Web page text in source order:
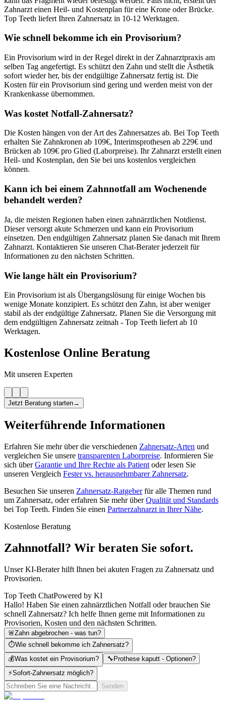
Zahnarzt einen Heil- und Kostenplan für eine Krone oder Brücke.
Top Teeth liefert Ihren Zahnersatz in 10-12 Werktagen.
Wie schnell bekomme ich ein Provisorium?
Ein Provisorium wird in der Regel direkt in der Zahnarztpraxis am
selben Tag angefertigt. Es schützt den Zahn und stellt die Ästhetik
sofort wieder her, bis der endgültige Zahnersatz fertig ist. Die
Kosten für ein Provisorium sind gering und werden meist von der
Krankenkasse übernommen.
Was kostet Notfall-Zahnersatz?
Die Kosten hängen von der Art des Zahnersatzes ab. Bei Top Teeth
erhalten Sie Zahnkronen ab 109€, Interimsprothesen ab 229€ und
Brücken ab 109€ pro Glied (Laborpreise). Ihr Zahnarzt erstellt einen
Heil- und Kostenplan, den Sie bei uns kostenlos vergleichen
können.
Kann ich bei einem Zahnnotfall am Wochenende
behandelt werden?
Ja, die meisten Regionen haben einen zahnärztlichen Notdienst.
Dieser versorgt akute Schmerzen und kann ein Provisorium
einsetzen. Den endgültigen Zahnersatz planen Sie danach mit Ihrem
Zahnarzt. Kontaktieren Sie unseren Chat-Berater jederzeit für
Informationen zu den nächsten Schritten.
Wie lange hält ein Provisorium?
Ein Provisorium ist als Übergangslösung für einige Wochen bis
wenige Monate konzipiert. Es schützt den Zahn, ist aber weniger
stabil als der endgültige Zahnersatz. Planen Sie die Versorgung mit
dem endgültigen Zahnersatz zeitnah - Top Teeth liefert ab 10
Werktagen.
Kostenlose Online Beratung
Mit unseren Experten
Jetzt Beratung starten→
Weiterführende Informationen
Erfahren Sie mehr über die verschiedenen Zahnersatz-Arten und
vergleichen Sie unsere transparenten Laborpreise. Informieren Sie
sich überGarantie und Ihre Rechte als Patient oder lesen Sie
unseren Vergleich Fester vs. herausnehmbarer Zahnersatz.
Besuchen Sie unseren Zahnersatz-Ratgeberfür alle Themen rund
um Zahnersatz, oder erfahren Sie mehr überQualität und Standards
bei Top Teeth. Finden Sie einen Partnerzahnarzt in Ihrer Nähe.
Kostenlose Beratung
Zahnnotfall? Wir beraten Sie sofort.
Unser KI-Berater hilft Ihnen bei akuten Fragen zu Zahnersatz und
Provisorien.
Top Teeth ChatPowered by KI
Hallo! Haben Sie einen zahnärztlichen Notfall oder brauchen Sie
schnell Zahnersatz? Ich helfe Ihnen gerne mit Informationen zu
Provisorien, Kosten und den nächsten Schritten.
🚨Zahn abgebrochen - was tun?
⏱Wie schnell bekomme ich Zahnersatz?
💰Was kostet ein Provisorium? 🔧Prothese kaputt - Optionen?
⚡Sofort-Zahnersatz möglich?
Senden